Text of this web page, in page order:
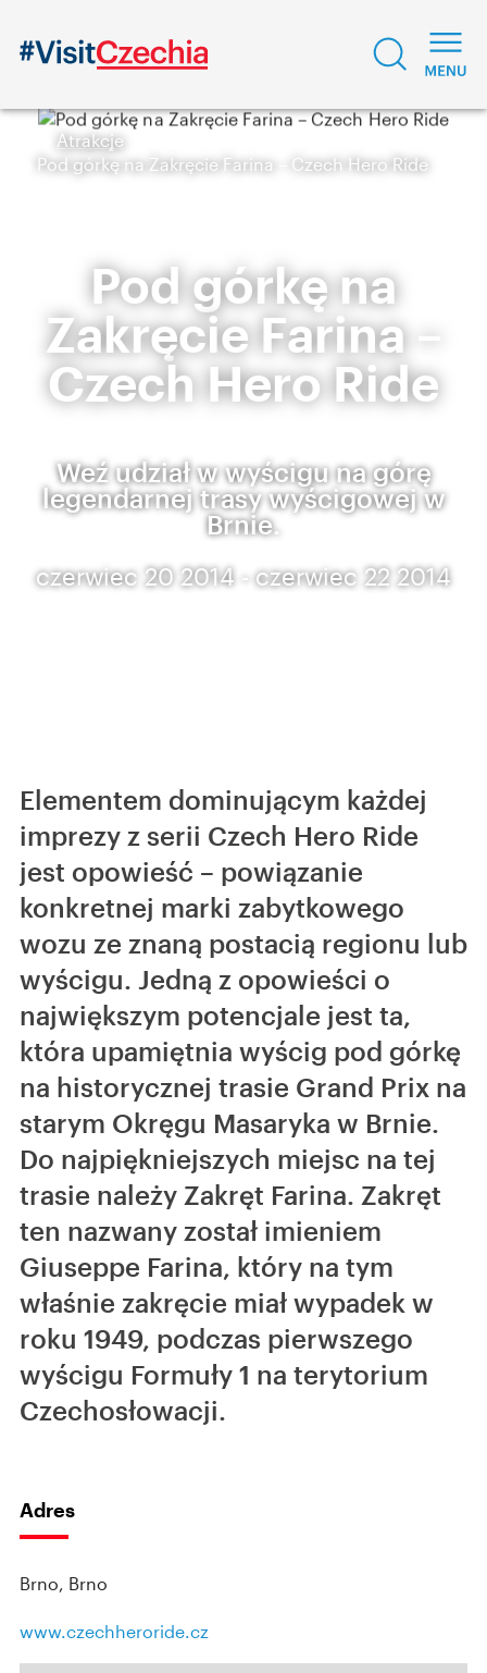
Atrakcje
Pod górkę na Zakręcie Farina – Czech Hero Ride
Pod górkę na
Zakręcie Farina –
Czech Hero Ride
Weź udział w wyścigu na górę
legendarnej trasy wyścigowej w
Brnie.
czerwiec 20 2014 - czerwiec 22 2014
Elementem dominującym każdej
imprezy z serii Czech Hero Ride
jest opowieść – powiązanie
konkretnej marki zabytkowego
wozu ze znaną postacią regionu lub
wyścigu. Jedną z opowieści o
największym potencjale jest ta,
która upamiętnia wyścig pod górkę
na historycznej trasie Grand Prix na
starym Okręgu Masaryka w Brnie.
Do najpiękniejszych miejsc na tej
trasie należy Zakręt Farina. Zakręt
ten nazwany został imieniem
Giuseppe Farina, który na tym
właśnie zakręcie miał wypadek w
roku 1949, podczas pierwszego
wyścigu Formuły 1 na terytorium
Czechosłowacji.
Adres
Brno, Brno
www.czechheroride.cz